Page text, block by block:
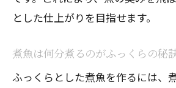
とした仕上がりを目指せます。
煮魚は何分煮るのがふっくらの秘
ふっくらとした煮魚を作るには、